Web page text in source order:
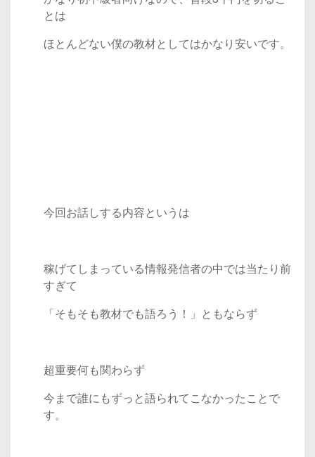
とは
ほとんどない僕の教材としてはかなり安いです。
今回お話しする内容というは
稼げてしまっている情報発信者の中では当たり前
すぎて
「そもそも教材でも語ろう！」ともならず
超重要何も関わらず
今まで誰にもずっと語られてこなかったことで
す。